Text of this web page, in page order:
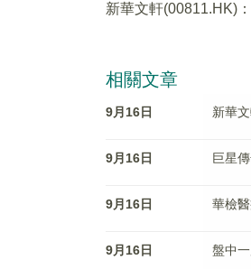
新華文軒(00811.HK)
相關文章
9月16日 新華
9月16日 巨星
9月16日 華檢
9月16日 盤中